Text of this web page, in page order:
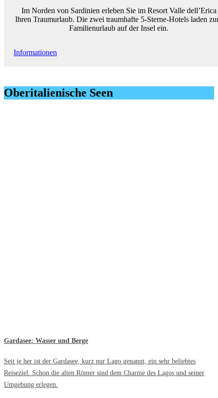
Im Norden von Sardinien erleben Sie im Resort Valle dell’Erica
Ihren Traumurlaub. Die zwei traumhafte 5-Sterne-Hotels laden
Familienurlaub auf der Insel ein.
Informationen
Oberitalienische Seen
Gardasee: Wasser und Berge
Seit je her ist der Gardasee, kurz nur Lago genannt, ein sehr beliebtes
Reiseziel. Schon die alten Römer sind dem Charme des Lagos und seiner
Umgebung erlegen.